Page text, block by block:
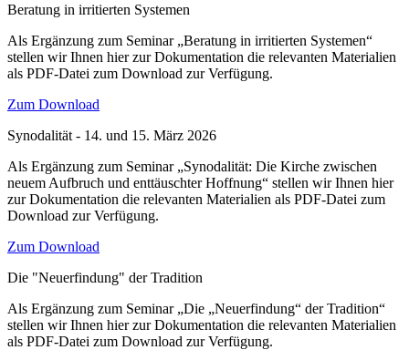
Beratung in irritierten Systemen
Als Ergänzung zum Seminar „Beratung in irritierten Systemen“
stellen wir Ihnen hier zur Dokumentation die relevanten Materialien
als PDF-Datei zum Download zur Verfügung.
Zum Download
Synodalität - 14. und 15. März 2026
Als Ergänzung zum Seminar „Synodalität: Die Kirche zwischen
neuem Aufbruch und enttäuschter Hoffnung“ stellen wir Ihnen hier
zur Dokumentation die relevanten Materialien als PDF-Datei zum
Download zur Verfügung.
Zum Download
Die "Neuerfindung" der Tradition
Als Ergänzung zum Seminar „Die „Neuerfindung“ der Tradition“
stellen wir Ihnen hier zur Dokumentation die relevanten Materialien
als PDF-Datei zum Download zur Verfügung.